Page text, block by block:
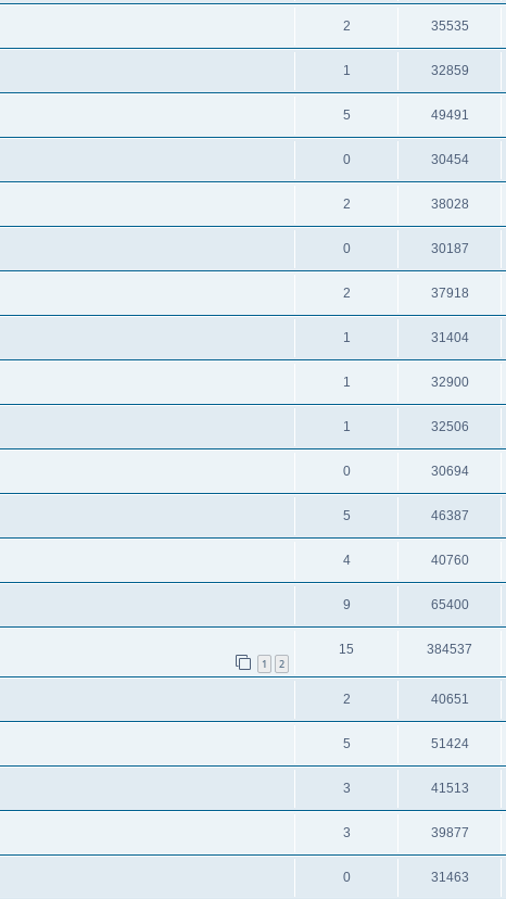
2 35535
1 32859
5 49491
0 30454
2 38028
0 30187
2 37918
1 31404
1 32900
1 32506
0 30694
5 46387
4 40760
9 65400
1 2
15 384537
2 40651
5 51424
3 41513
3 39877
0 31463